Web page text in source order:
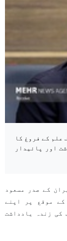
علم کے فروغ کا
اور پائیدار
کے صدر مسعود
کے موقع پر اپنے
کی زندہ یادداشت